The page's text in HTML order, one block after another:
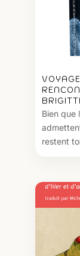
Bien que
restent